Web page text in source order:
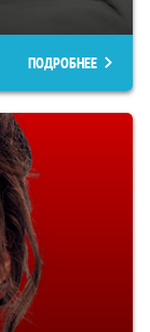
ПОДРОБНЕЕ